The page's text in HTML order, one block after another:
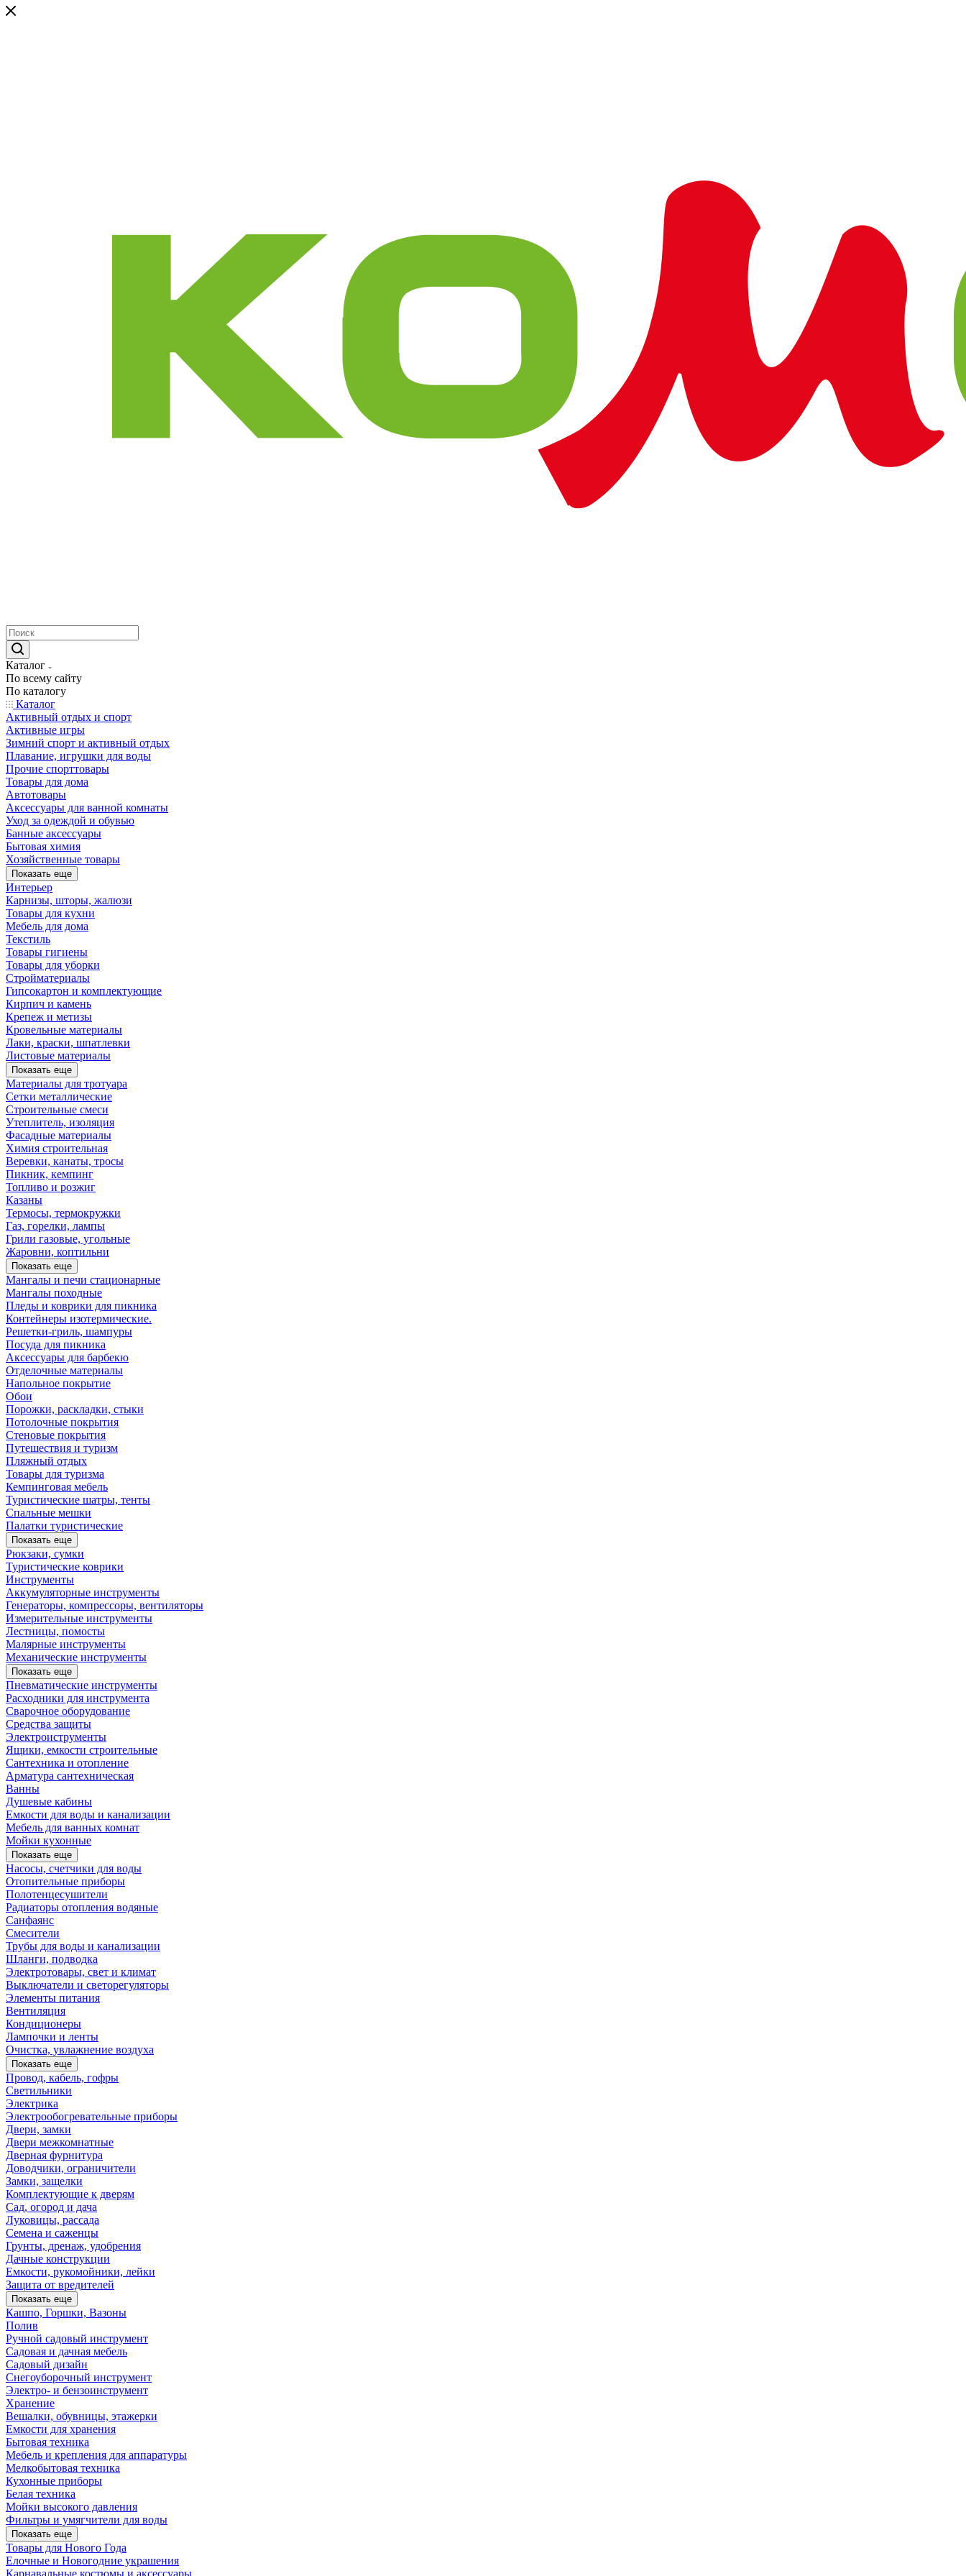
Каталог
По всему сайту
По каталогу
Каталог
Активный отдых и спорт
Активные игры
Зимний спорт и активный отдых
Плавание, игрушки для воды
Прочие спорттовары
Товары для дома
Автотовары
Аксессуары для ванной комнаты
Уход за одеждой и обувью
Банные аксессуары
Бытовая химия
Хозяйственные товары
Показать еще
Интерьер
Карнизы, шторы, жалюзи
Товары для кухни
Мебель для дома
Текстиль
Товары гигиены
Товары для уборки
Стройматериалы
Гипсокартон и комплектующие
Кирпич и камень
Крепеж и метизы
Кровельные материалы
Лаки, краски, шпатлевки
Листовые материалы
Показать еще
Материалы для тротуара
Сетки металлические
Строительные смеси
Утеплитель, изоляция
Фасадные материалы
Химия строительная
Веревки, канаты, тросы
Пикник, кемпинг
Топливо и розжиг
Казаны
Термосы, термокружки
Газ, горелки, лампы
Грили газовые, угольные
Жаровни, коптильни
Показать еще
Мангалы и печи стационарные
Мангалы походные
Пледы и коврики для пикника
Контейнеры изотермические.
Решетки-гриль, шампуры
Посуда для пикника
Аксессуары для барбекю
Отделочные материалы
Напольное покрытие
Обои
Порожки, раскладки, стыки
Потолочные покрытия
Стеновые покрытия
Путешествия и туризм
Пляжный отдых
Товары для туризма
Кемпинговая мебель
Туристические шатры, тенты
Спальные мешки
Палатки туристические
Показать еще
Рюкзаки, сумки
Туристические коврики
Инструменты
Аккумуляторные инструменты
Генераторы, компрессоры, вентиляторы
Измерительные инструменты
Лестницы, помосты
Малярные инструменты
Механические инструменты
Показать еще
Пневматические инструменты
Расходники для инструмента
Сварочное оборудование
Средства защиты
Электроиструменты
Ящики, емкости строительные
Сантехника и отопление
Арматура сантехническая
Ванны
Душевые кабины
Емкости для воды и канализации
Мебель для ванных комнат
Мойки кухонные
Показать еще
Насосы, счетчики для воды
Отопительные приборы
Полотенцесушители
Радиаторы отопления водяные
Санфаянс
Смесители
Трубы для воды и канализации
Шланги, подводка
Электротовары, свет и климат
Выключатели и светорегуляторы
Элементы питания
Вентиляция
Кондиционеры
Лампочки и ленты
Очистка, увлажнение воздуха
Показать еще
Провод, кабель, гофры
Светильники
Электрика
Электрообогревательные приборы
Двери, замки
Двери межкомнатные
Дверная фурнитура
Доводчики, ограничители
Замки, защелки
Комплектующие к дверям
Сад, огород и дача
Луковицы, рассада
Семена и саженцы
Грунты, дренаж, удобрения
Дачные конструкции
Емкости, рукомойники, лейки
Защита от вредителей
Показать еще
Кашпо, Горшки, Вазоны
Полив
Ручной садовый инструмент
Садовая и дачная мебель
Садовый дизайн
Снегоуборочный инструмент
Электро- и бензоинструмент
Хранение
Вешалки, обувницы, этажерки
Емкости для хранения
Бытовая техника
Мебель и крепления для аппаратуры
Мелкобытовая техника
Кухонные приборы
Белая техника
Мойки высокого давления
Фильтры и умягчители для воды
Показать еще
Товары для Нового Года
Елочные и Новогодние украшения
Карнавальные костюмы и аксессуары